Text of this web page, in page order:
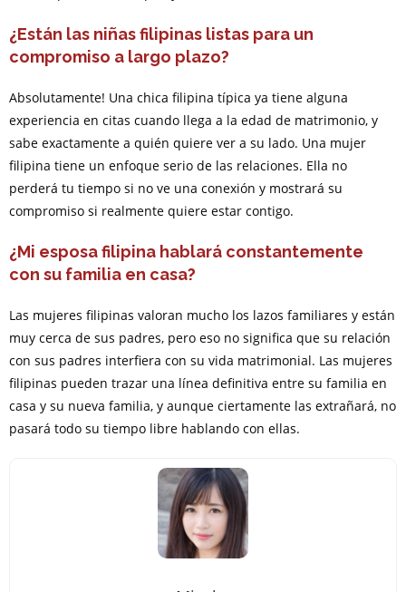
¿Están las niñas filipinas listas para un
compromiso a largo plazo?
Absolutamente! Una chica filipina típica ya tiene alguna
experiencia en citas cuando llega a la edad de matrimonio, y
sabe exactamente a quién quiere ver a su lado. Una mujer
filipina tiene un enfoque serio de las relaciones. Ella no
perderá tu tiempo si no ve una conexión y mostrará su
compromiso si realmente quiere estar contigo.
¿Mi esposa filipina hablará constantemente
con su familia en casa?
Las mujeres filipinas valoran mucho los lazos familiares y están
muy cerca de sus padres, pero eso no significa que su relación
con sus padres interfiera con su vida matrimonial. Las mujeres
filipinas pueden trazar una línea definitiva entre su familia en
casa y su nueva familia, y aunque ciertamente las extrañará, no
pasará todo su tiempo libre hablando con ellas.